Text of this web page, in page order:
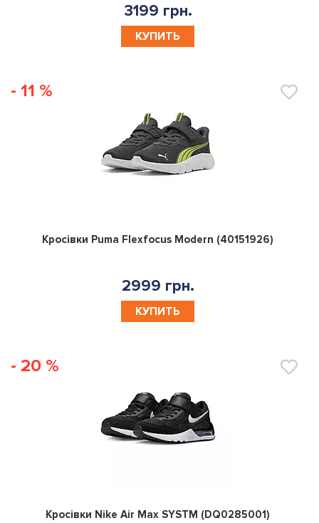
3199 грн.
КУПИТЬ
- 11 %
0
Кросівки Puma Flexfocus Modern (40151926)
2999 грн.
КУПИТЬ
- 20 %
0
Кросівки Nike Air Max SYSTM (DQ0285001)